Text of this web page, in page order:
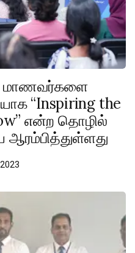
மாணவர்களை
“Inspiring the
என்ற தொழில்
ஆரம்பித்துள்ளது